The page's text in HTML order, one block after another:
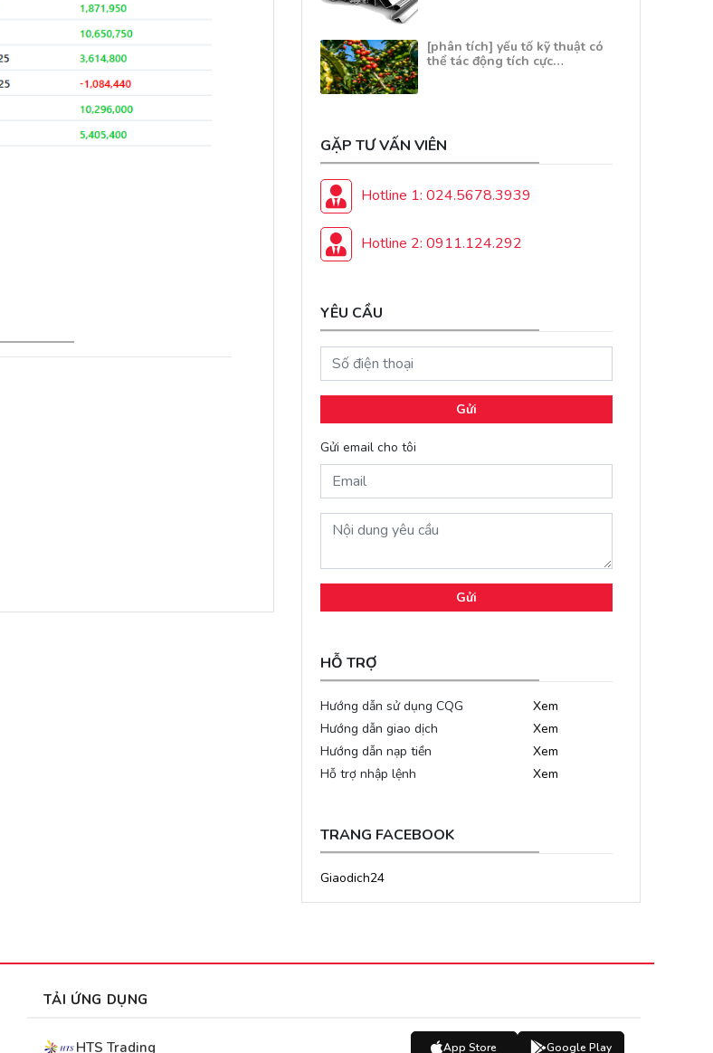
[phân tích] yếu tố kỹ thuật có
thể tác động tích cực…
GẶP TƯ VẤN VIÊN
Hotline 1: 024.5678.3939
Hotline 2: 0911.124.292
YÊU CẦU
Gửi
Gửi email cho tôi
Gửi
HỖ TRỢ
Hướng dẫn sử dụng CQG
Xem
Hướng dẫn giao dịch
Xem
Hướng dẫn nạp tiền
Xem
Hỗ trợ nhập lệnh
Xem
TRANG FACEBOOK
Giaodich24
TẢI ỨNG DỤNG
HTS Trading App Store Google Play